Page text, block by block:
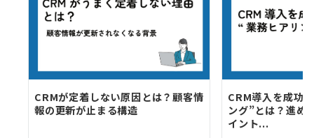
CRMが定着しない原因とは？顧客情
報の更新が止まる構造
CRM導入を成功
ング”とは？進め
イント...